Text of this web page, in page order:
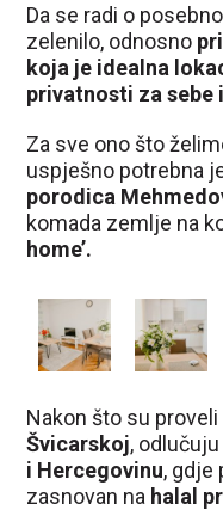
Da se radi o
zelenilo, odnosno
koja je idealna
privatnosti za sebe
Za sve ono što
uspješno potrebna
porodica
komada zemlje na
home’.
Nakon što su
Švicarskoj,
i Hercegovinu, gdje
zasnovan na halal